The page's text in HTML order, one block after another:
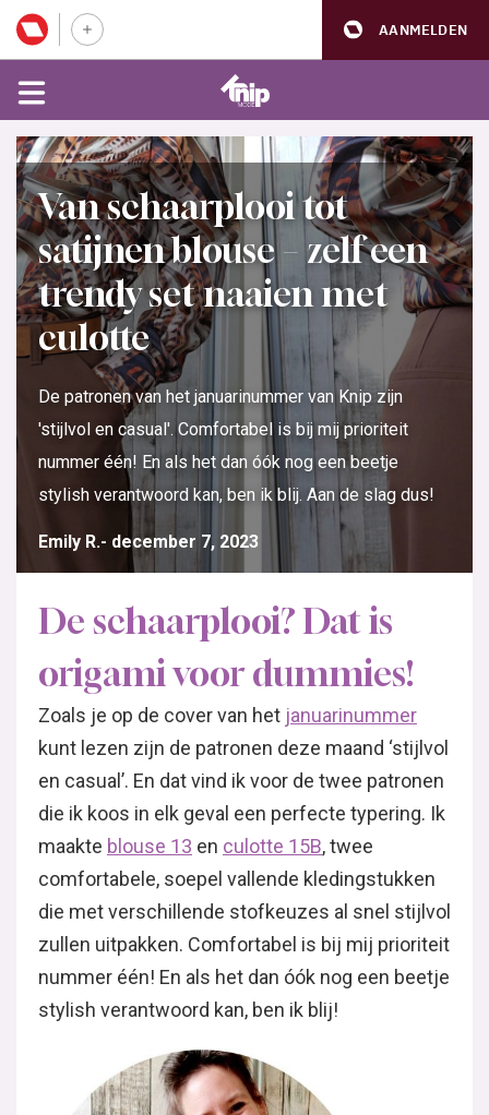
AANMELDEN
Van schaarplooi tot
satijnen blouse – zelf een
trendy set naaien met
culotte
De patronen van het januarinummer van Knip zijn
'stijlvol en casual'. Comfortabel is bij mij prioriteit
nummer één! En als het dan óók nog een beetje
stylish verantwoord kan, ben ik blij. Aan de slag dus!
Emily R. december 7, 2023
De schaarplooi? Dat is
origami voor dummies!
Zoals je op de cover van het januarinummer
kunt lezen zijn de patronen deze maand ‘stijlvol
en casual’. En dat vind ik voor de twee patronen
die ik koos in elk geval een perfecte typering. Ik
maakte blouse 13 en culotte 15B, twee
comfortabele, soepel vallende kledingstukken
die met verschillende stofkeuzes al snel stijlvol
zullen uitpakken. Comfortabel is bij mij prioriteit
nummer één! En als het dan óók nog een beetje
stylish verantwoord kan, ben ik blij!